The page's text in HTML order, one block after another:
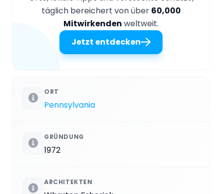
täglich bereichert von über 60,000
Mitwirkenden weltweit.
Jetzt entdecken
ORT
Pennsylvania
GRÜNDUNG
1972
ARCHITEKTEN